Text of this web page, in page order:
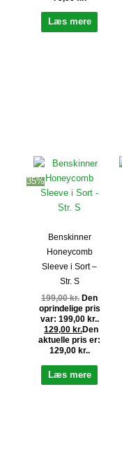
Læs mere
35%
Benskinner
Honeycomb
Sleeve i Sort –
Str. S
199,00kr. Den
oprindelige pris
var: 199,00 kr..
129,00 kr.Den
aktuelle pris er:
129,00 kr..
Læs mere